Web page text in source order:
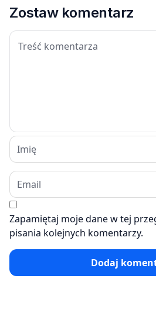
Zostaw komentarz
Zapamiętaj moje dane w tej
pisania kolejnych komentarzy.
Dodaj